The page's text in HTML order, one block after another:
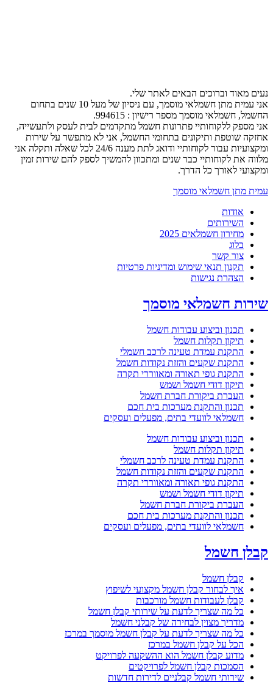
נעים מאוד וברוכים הבאים לאתר שלי.
אני עמית מתן חשמלאי מוסמך, עם ניסיון של מעל 10 שנים בתחום
החשמל, חשמלאי מוסמך מספר רישיון : 994615.
אני מספק ללקוחותיי פתרונות חשמל מתקדמים לבית לעסק ולתעשייה,
אחזקה שוטפת ותיקונים בתחומי החשמל, אני לא מתפשר על שירות
ומקצועיות עבור לקוחותיי ודואג לתת מענה 24/6 לכל שאלה ותקלה אני
מלווה את לקוחותיי כבר שנים ומתכוון להמשיך לספק להם שירות זמין
ומקצועי לאורך כל הדרך.
עמית מתן חשמלאי מוסמך
אודות
השירותים
מחירון חשמלאים 2025
בלוג
צור קשר
תקנון תנאי שימוש ומדיניות פרטיות
הצהרת נגישות
שירות חשמלאי מוסמך
תכנון וביצוע עבודות חשמל
תיקון תקלות חשמל
התקנת עמדת טעינה לרכב חשמלי
התקנת שקעים והזזת נקודות חשמל
התקנת גופי תאורה ומאווררי תקרה
תיקון דודי חשמל ושמש
העברת ביקורת חברת חשמל
תכנון והתקנת מערכות בית חכם
חשמלאי לוועדי בתים, מפעלים ועסקים
תכנון וביצוע עבודות חשמל
תיקון תקלות חשמל
התקנת עמדת טעינה לרכב חשמלי
התקנת שקעים והזזת נקודות חשמל
התקנת גופי תאורה ומאווררי תקרה
תיקון דודי חשמל ושמש
העברת ביקורת חברת חשמל
תכנון והתקנת מערכות בית חכם
חשמלאי לוועדי בתים, מפעלים ועסקים
קבלן חשמל
קבלן חשמל
איך לבחור קבלן חשמל מקצועי לשיפוץ
קבלן לעבודות חשמל מורכבות
כל מה שצריך לדעת על שירותי קבלן חשמל
מדריך מצוין לבחירה של קבלני חשמל
כל מה שצריך לדעת על קבלן חשמל מוסמך במרכז
הכל על קבלן חשמל במרכז
מדוע קבלן חשמל הוא ההשקעה לפרויקט
הסמכות קבלן חשמל לפרויקטים
שירותי חשמל קבלניים לדירות חדשות